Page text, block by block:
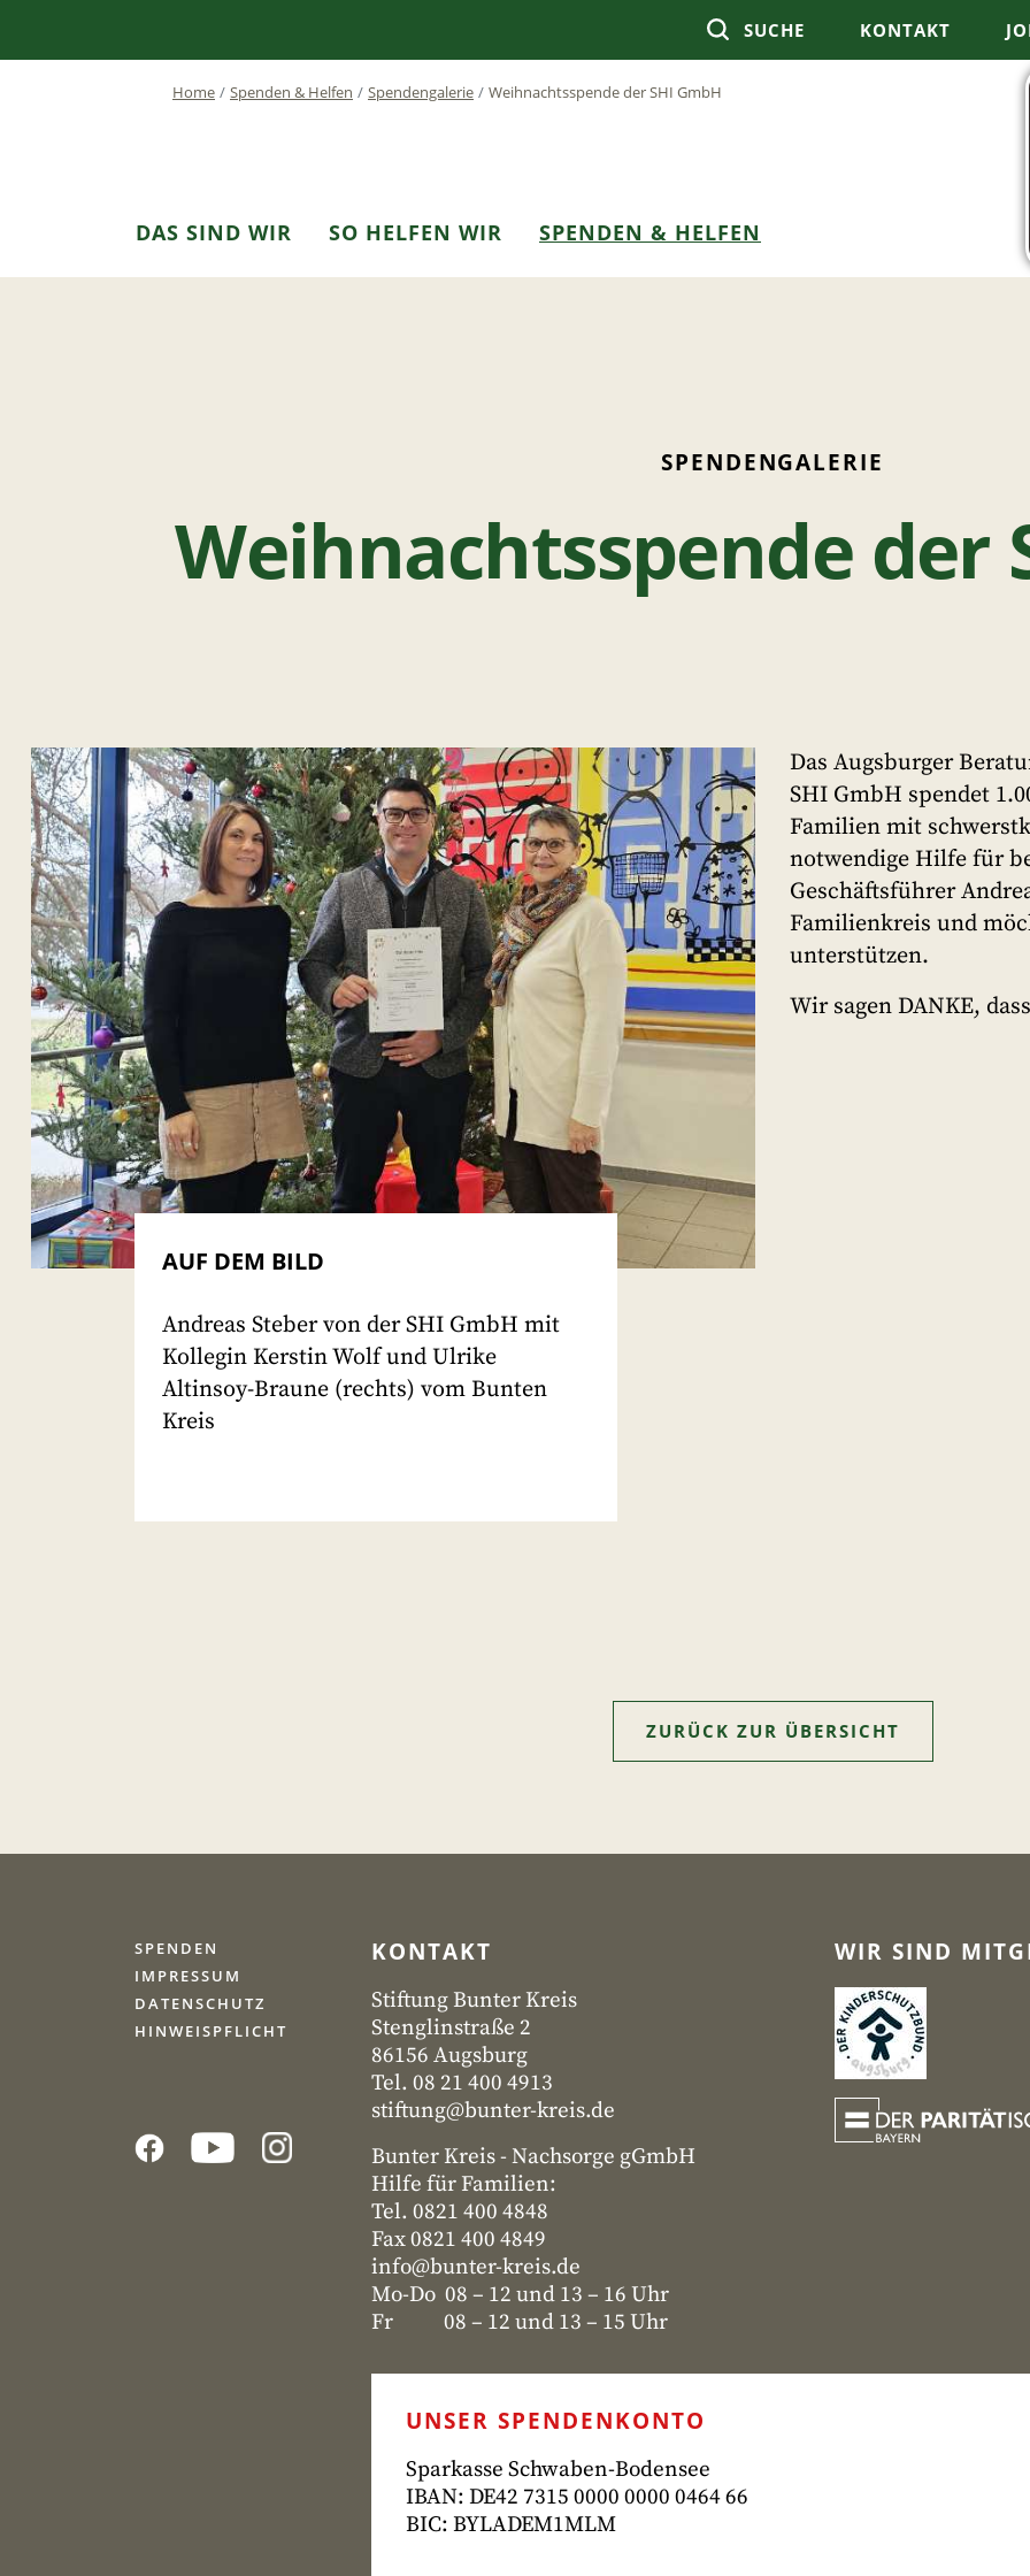
SUCHE KONTAKT
Home Spenden & Helfen Spendengalerie Weihnachtsspende der SHI GmbH
DAS SIND WIR SO HELFEN WIR SPENDEN & HELFEN
SPENDENGALERIE
Weihnachtsspende der
AUF DEM BILD
Andreas Steber von der SHI GmbH mit
Kollegin Kerstin Wolf und Ulrike
Altinsoy-Braune (rechts) vom Bunten
Kreis
Das Augsburger
SHI GmbH spendet
Familien mit
notwendige Hilfe für
Geschäftsführer
Familienkreis und
unterstützen.
Wir sagen DANKE,
ZURÜCK ZUR ÜBERSICHT
SPENDEN
IMPRESSUM
DATENSCHUTZ
HINWEISPFLICHT
KONTAKT
Stiftung Bunter Kreis
Stenglinstraße 2
86156 Augsburg
Tel. 08 21 400 4913
stiftung@bunter-kreis.de
Bunter Kreis - Nachsorge gGmbH
Hilfe für Familien:
Tel. 0821 400 4848
Fax 0821 400 4849
info@bunter-kreis.de
Mo-Do 08 – 12 und 13 – 16 Uhr
Fr 08 – 12 und 13 – 15 Uhr
WIR SIND
UNSER SPENDENKONTO
Sparkasse Schwaben-Bodensee
IBAN: DE42 7315 0000 0000 0464 66
BIC: BYLADEM1MLM